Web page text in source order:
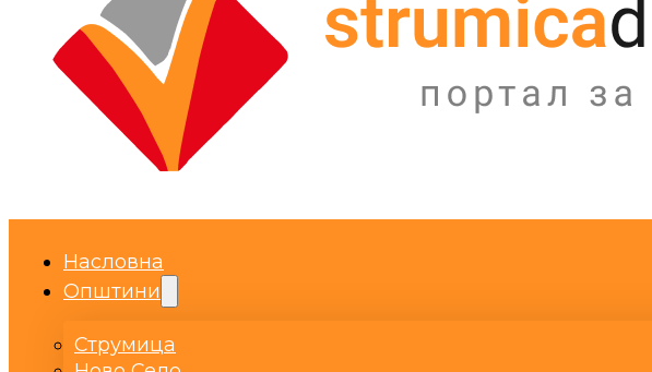
Насловна
Општини
Струмица